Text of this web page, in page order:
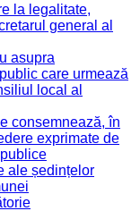
la legalitate,
general al
asupra
care urmează
local al
consemnează, în
exprimate de
ale ședințelor